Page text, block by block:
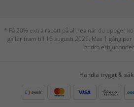
* Få 20% extra rabatt på all rea när du uppger
gäller fram till 16 augusti 2026. Max 1 gång
andra
Handla tryggt &